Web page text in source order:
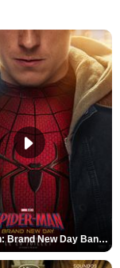
Spider-Man: Brand New Day Bande-annonce VO STFR